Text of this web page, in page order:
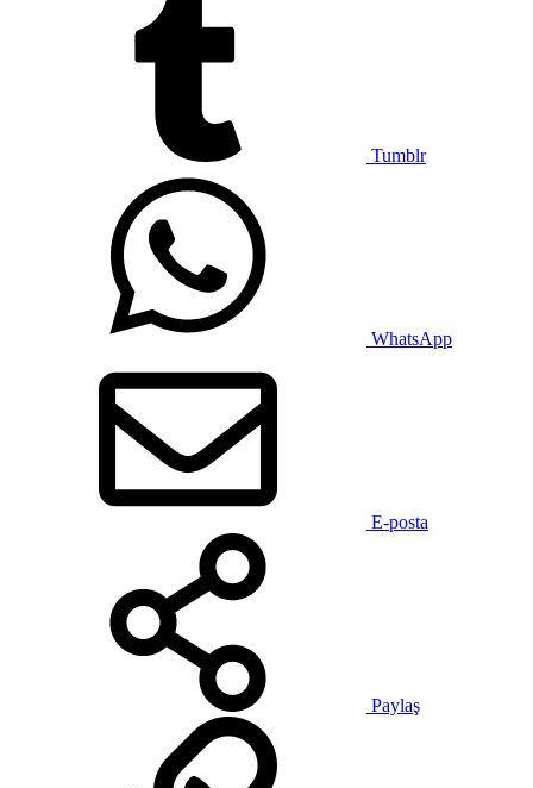
Tumblr
WhatsApp
E-posta
Paylaş